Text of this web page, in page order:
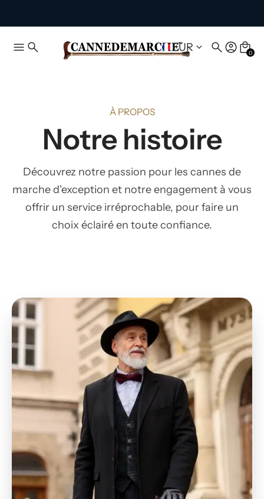
EUR 0
À PROPOS
Notre histoire
Découvrez notre passion pour les cannes de
marche d'exception et notre engagement à vous
offrir un service irréprochable, pour faire un
choix éclairé en toute confiance.